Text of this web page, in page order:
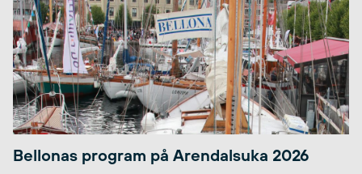
Bellonas program på Arendalsuka 2026